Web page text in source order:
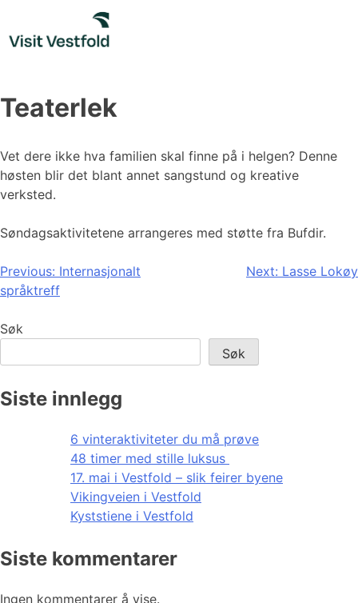
content
Teaterlek
Vet dere ikke hva familien skal finne på i helgen? Denne
høsten blir det blant annet sangstund og kreative
verksted.
Søndagsaktivitetene arrangeres med støtte fra Bufdir.
Innleggsnavigasjon
Previous: Internasjonalt
språktreff
Next: Lasse Lokøy
Søk
Søk
Siste innlegg
6 vinteraktiviteter du må prøve
48 timer med stille luksus
17. mai i Vestfold – slik feirer byene
Vikingveien i Vestfold
Kyststiene i Vestfold
Siste kommentarer
Ingen kommentarer å vise.